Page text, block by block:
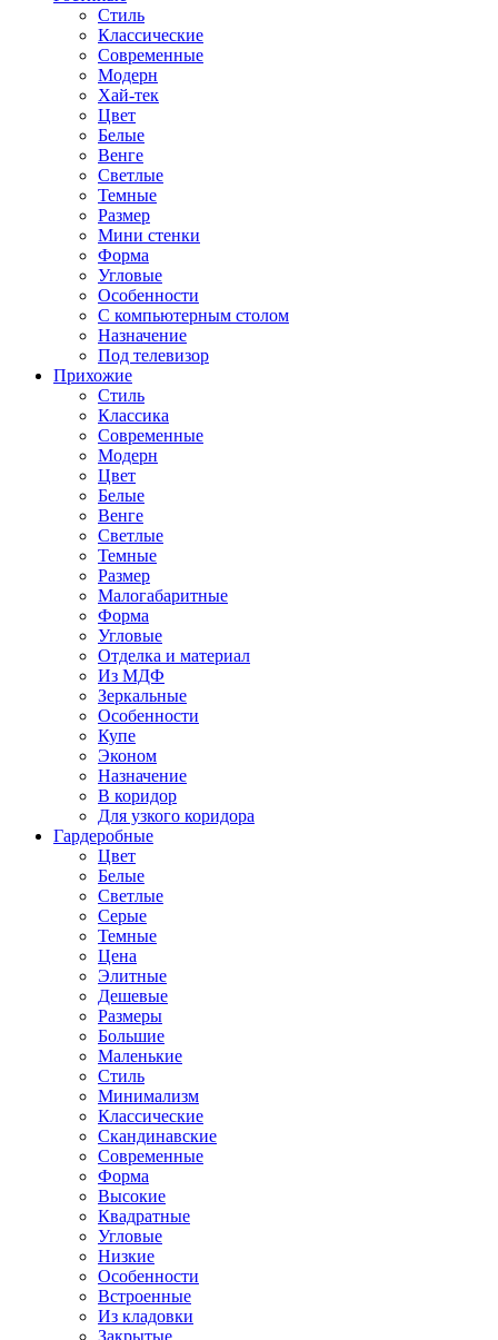
Стиль
Классические
Современные
Модерн
Хай-тек
Цвет
Белые
Венге
Светлые
Темные
Размер
Мини стенки
Форма
Угловые
Особенности
С компьютерным столом
Назначение
Под телевизор
Прихожие
Стиль
Классика
Современные
Модерн
Цвет
Белые
Венге
Светлые
Темные
Размер
Малогабаритные
Форма
Угловые
Отделка и материал
Из МДФ
Зеркальные
Особенности
Купе
Эконом
Назначение
В коридор
Для узкого коридора
Гардеробные
Цвет
Белые
Светлые
Серые
Темные
Цена
Элитные
Дешевые
Размеры
Большие
Маленькие
Стиль
Минимализм
Классические
Скандинавские
Современные
Форма
Высокие
Квадратные
Угловые
Низкие
Особенности
Встроенные
Из кладовки
Закрытые